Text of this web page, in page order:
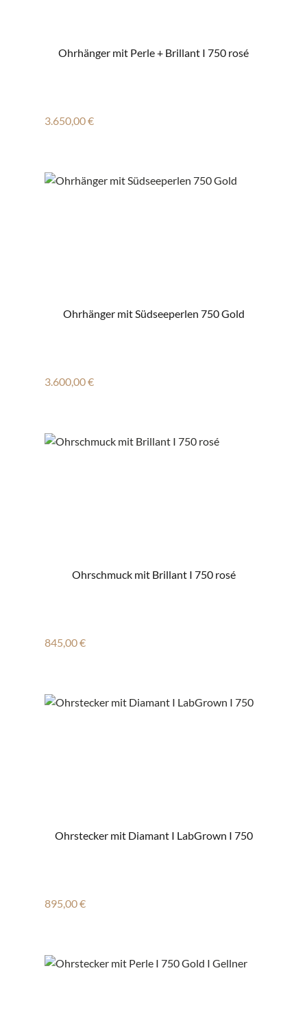
Ohrhänger mit Perle + Brillant I 750 rosé
Regulärer Preis:
3.650,00 €
Ohrhänger mit Südseeperlen 750 Gold
Regulärer Preis:
3.600,00 €
Ohrschmuck mit Brillant I 750 rosé
Regulärer Preis:
845,00 €
Ohrstecker mit Diamant I LabGrown I 750
Regulärer Preis:
895,00 €